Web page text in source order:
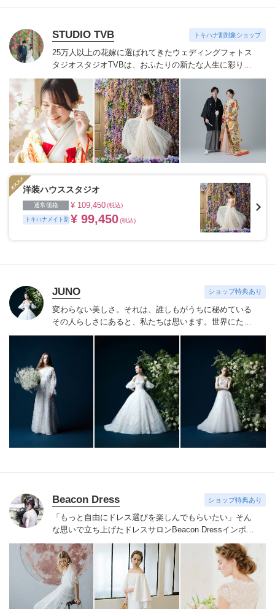
STUDIO TVB トキハナ割対象ショップ
25万人以上の花嫁に選ばれてきたウェディングフォトス
タジオスタジオTVBは、おふたりの新たな人生に彩りを
添える“最高のウェディングフォト”のお手伝いをさせて
いただきます。1枚の写真のチカラを信じて
洋装ハウススタジオ
通常価格 ¥ 109,450(税込)
トキハナメイト割 ¥ 99,450(税込)
JUNO ショップ特典あり
変わらない美しさ。それは、誰しもがうちに秘めている
その人らしさにあると、私たちは思います。 世界にたっ
たひと組のおふたりのこれまでと、これからの物語に思
ス、ことばにならない想いさえも織り込みながら。衣裳
をあわせる時間は、結婚式のその日だけではなく、その
先もつづくおふたりの人生を彩る時間。らしく輝く、自
信とよろこびに満ちたすべての幸せの瞬間のために。そ
の人らしさという、変わらない美しさを 私たちは求め
つづけています。
Beacon Dress ショップ特典あり
「もっと自由にドレス選びを楽しんでもらいたい」そん
な思いで立ち上げたドレスサロンBeacon Dressインポー
トドレスならではの繊細なレースやビジューをあしらっ
たドレスを手の届く価格でご用意
NYで注目されているア
クセサリーブランドRANJANA KHAN、シューズブラン
ドbellabelle shoesなどインポートアイテムも取り扱って
おります
自由でおしゃれなウェディングを目指すすべて
の花嫁様へ
サロンでお待ちしております